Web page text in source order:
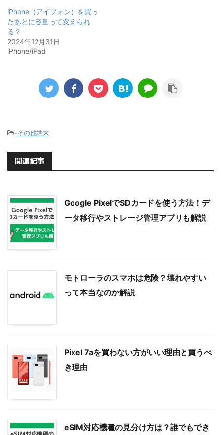
iPhone（アイフォン）を買っ
たあとに容量って変えられ
る？
2024年12月31日
iPhone/iPad
-その他端末
関連記事
Google PixelでSDカードを使う方法！デ
ータ移行やストレージ管理アプリも解説
モトローラのスマホは危険？壊れやすい
って本当なのか解説
Pixel 7aを買わない方がいい理由と買うべ
き理由
eSIM対応機種の見分け方は？誰でもでき